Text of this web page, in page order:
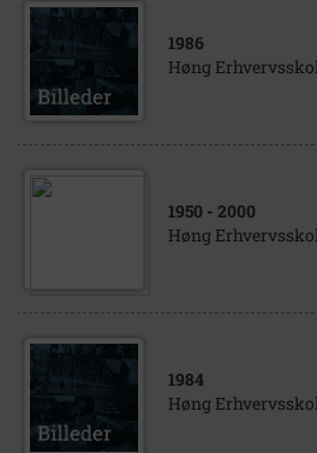
1986
Høng
1950 - 2000
Høng
1984
Høng